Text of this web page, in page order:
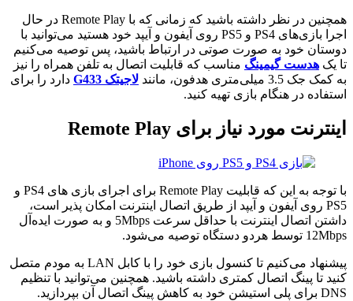
همچنین در نظر داشته باشید که زمانی که با Remote Play در حال
اجرا بازی‌های PS4 و PS5 روی آیفون و آیپد خود هستید می‌توانید با
دوستان خود به صورت صوتی در ارتباط باشید، پس توصیه می‌کنیم
تا یک هدست گیمینگ مناسب که قابلیت اتصال به تلفن همراه را نیز
به کمک جک 3.5 میلی‌متری هدفون، مانند
لاجیتک G433
دارد را برای
استفاده در هنگام بازی تهیه کنید.
اینترنت مورد نیاز برای Remote Play
با توجه به این که قابلیت Remote Play برای اجرای بازی های ‌PS4 و
PS5 روی آیفون و آیپد از طریق اتصال اینترنت امکان پذیر است،
داشتن اتصال اینترنت با حداقل سرعت 5Mbps و به صورت ایده‌آل
‌12Mbps توسط هردو دستگاه توصیه می‌شود.
پیشنهاد می‌کنیم تا کنسول بازی خود را با کابل LAN به مودم متصل
کنید تا پینگ اتصال کمتری داشته باشید. همچنین می‌توانید با تنظیم
DNS برای پلی استیشن خود به کاهش پینگ اتصال آن بپردازید.